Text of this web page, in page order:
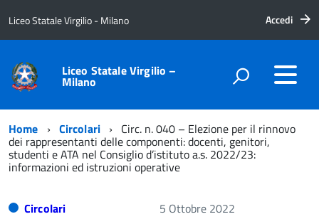
Liceo Statale Virgilio - Milano Accedi
Liceo Statale Virgilio –
Milano
Home Circolari Circ. n. 040 – Elezione per il rinnovo
dei rappresentanti delle componenti: docenti, genitori,
studenti e ATA nel Consiglio d’istituto a.s. 2022/23:
informazioni ed istruzioni operative
Circolari 5 Ottobre 2022